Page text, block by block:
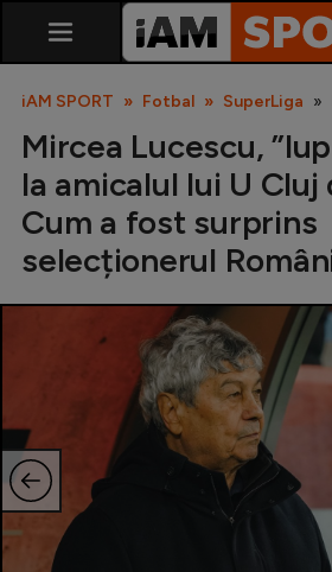
SuperLiga
Liga 2
Cupa României
Echipa Națională
Fotbal feminin
iAM SPORT Fotbal SuperLiga
Mircea Lucescu,
la amicalul lui U
Cum a fost surprins
selecționerul